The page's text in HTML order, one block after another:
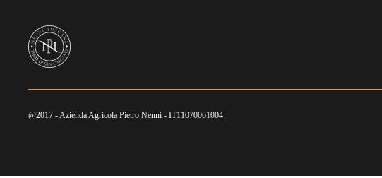
@2017 - Azienda Agricola Pietro Nenni - IT11070061004